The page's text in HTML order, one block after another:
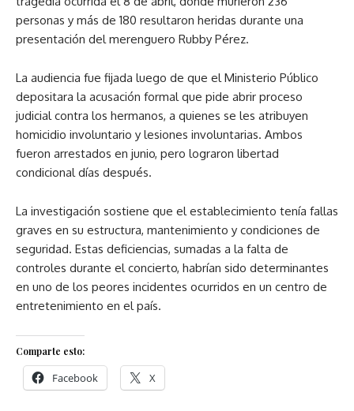
personas y más de 180 resultaron heridas durante una
presentación del merenguero Rubby Pérez.
La audiencia fue fijada luego de que el Ministerio Público
depositara la acusación formal que pide abrir proceso
judicial contra los hermanos, a quienes se les atribuyen
homicidio involuntario y lesiones involuntarias. Ambos
fueron arrestados en junio, pero lograron libertad
condicional días después.
La investigación sostiene que el establecimiento tenía fallas
graves en su estructura, mantenimiento y condiciones de
seguridad. Estas deficiencias, sumadas a la falta de
controles durante el concierto, habrían sido determinantes
en uno de los peores incidentes ocurridos en un centro de
entretenimiento en el país.
Comparte esto:
Facebook X